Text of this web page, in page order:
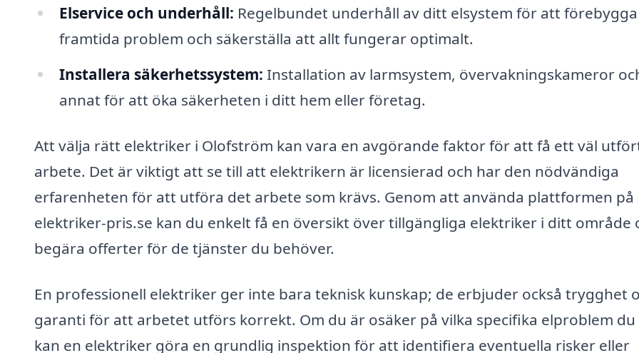
Elservice och underhåll: Regelbundet underhåll av ditt elsystem för att förebygga
framtida problem och säkerställa att allt fungerar optimalt.
Installera säkerhetssystem: Installation av larmsystem, övervakningskameror
annat för att öka säkerheten i ditt hem eller företag.
Att välja rätt elektriker i Olofström kan vara en avgörande faktor för att få ett väl
arbete. Det är viktigt att se till att elektrikern är licensierad och har den nödvändiga
erfarenheten för att utföra det arbete som krävs. Genom att använda plattformen på
elektriker-pris.se kan du enkelt få en översikt över tillgängliga elektriker i ditt område
begära offerter för de tjänster du behöver.
En professionell elektriker ger inte bara teknisk kunskap; de erbjuder också trygghet
garanti för att arbetet utförs korrekt. Om du är osäker på vilka specifika elproblem du
kan en elektriker göra en grundlig inspektion för att identifiera eventuella risker eller